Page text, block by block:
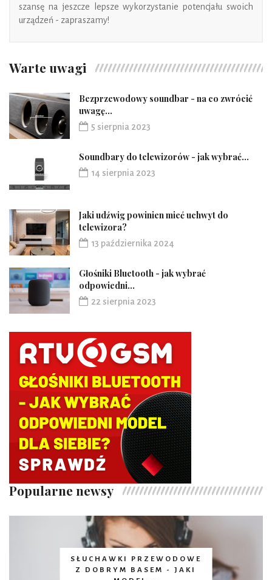
szansę na jeszcze lepsze wykorzystanie potencjału swoich
urządzeń - zapraszamy!
Warte uwagi
Bezprzewodowy soundbar - na co zwrócić
uwagę...
5 sierpnia 2023
Soundbary do telewizorów - jak wybrać...
14 sierpnia 2023
Jaki udźwig powinien mieć uchwyt do
telewizora?
13 października 2024
Głośniki Bluetooth - jak wybrać
odpowiedni...
22 sierpnia 2023
Popularne newsy
SŁUCHAWKI PRZEWODOWE
Z DOBRYM BASEM - JAKI